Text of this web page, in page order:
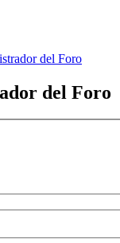
del Foro
del Foro